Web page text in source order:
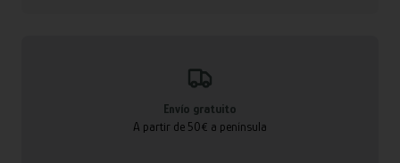
Envío gratuito
A partir de 50€ a península